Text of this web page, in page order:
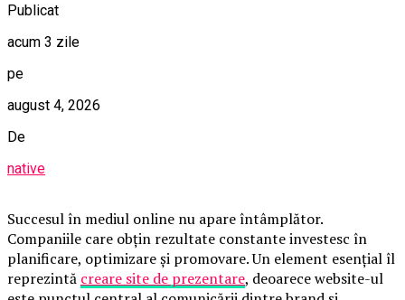
Publicat
acum 3 zile
pe
august 4, 2026
De
native
Succesul în mediul online nu apare întâmplător.
Companiile care obțin rezultate constante investesc în
planificare, optimizare și promovare. Un element esențial îl
reprezintă creare site de prezentare, deoarece website-ul